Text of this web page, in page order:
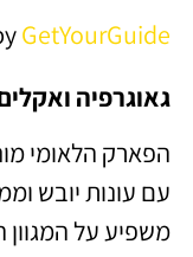
GetYourGuide
גאוגרפיה
הפארק הלאומי
עם עונות יובש
משפיע על המגוון